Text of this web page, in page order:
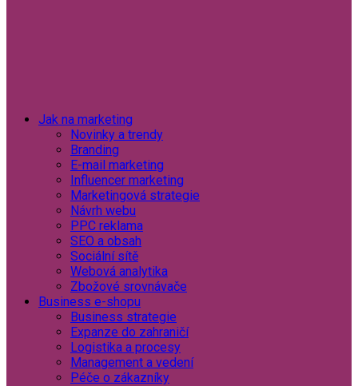
Jak na marketing
Novinky a trendy
Branding
E-mail marketing
Influencer marketing
Marketingová strategie
Návrh webu
PPC reklama
SEO a obsah
Sociální sítě
Webová analytika
Zbožové srovnávače
Business e-shopu
Business strategie
Expanze do zahraničí
Logistika a procesy
Management a vedení
Péče o zákazníky